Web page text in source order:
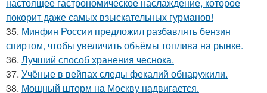
настоящее гастрономическое наслаждение, которое
покорит даже самых взыскательных гурманов!
35. Минфин России предложил разбавлять бензин
спиртом, чтобы увеличить объёмы топлива на рынке.
36. Лучший способ хранения чеснока.
37. Учёные в вейпах следы фекалий обнаружили.
38. Мощный шторм на Москву надвигается.